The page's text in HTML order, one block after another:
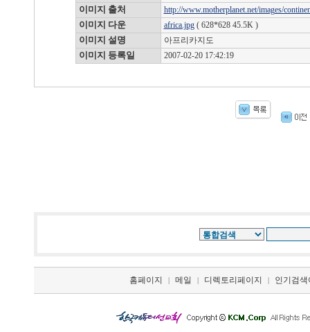
이미지 출처 http://www.motherplanet.net/images/
이미지 다운 africa.jpg( 628*628 45.5K )
이미지 설명 아프리카지도
이미지 등록일 2007-02-20 17:42:19
홈페이지 | 메일 | 디렉토리페이지 | 인기검색